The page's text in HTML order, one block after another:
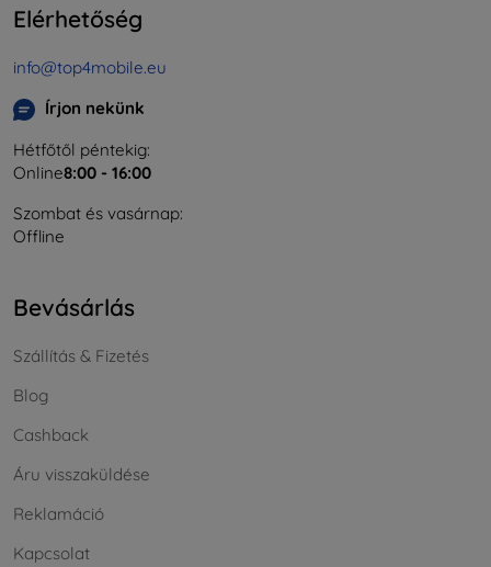
Elérhetőség
info@top4mobile.eu
Írjon nekünk
Hétfőtől péntekig:
Online8:00 - 16:00
Szombat és vasárnap:
Offline
Bevásárlás
Szállítás & Fizetés
Blog
Cashback
Áru visszaküldése
Reklamáció
Kapcsolat